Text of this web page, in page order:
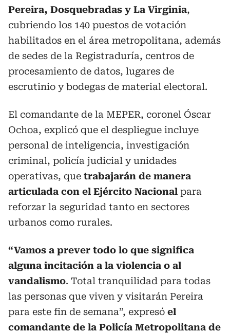
Pereira, Dosquebradas y La Virginia,
cubriendo los 140 puestos de votación
habilitados en el área metropolitana, además
de sedes de la Registraduría, centros de
procesamiento de datos, lugares de
escrutinio y bodegas de material electoral.
El comandante de la MEPER, coronel Óscar
Ochoa, explicó que el despliegue incluye
personal de inteligencia, investigación
criminal, policía judicial y unidades
operativas, que trabajarán de manera
articulada con el Ejército Nacional para
reforzar la seguridad tanto en sectores
urbanos como rurales.
“Vamos a prever todo lo que significa
alguna incitación a la violencia o al
vandalismo. Total tranquilidad para todas
las personas que viven y visitarán Pereira
para este fin de semana”, expresó el
comandante de la Policía Metropolitana de